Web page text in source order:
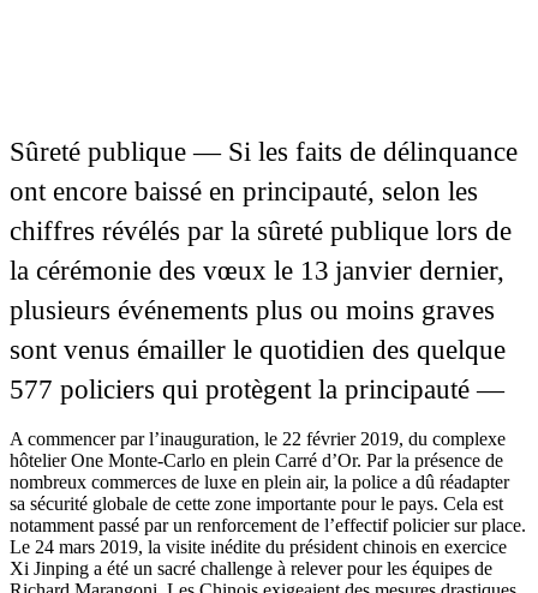
Sûreté publique — Si les faits de délinquance
ont encore baissé en principauté, selon les
chiffres révélés par la sûreté publique lors de
la cérémonie des vœux le 13 janvier dernier,
plusieurs événements plus ou moins graves
sont venus émailler le quotidien des quelque
577 policiers qui protègent la principauté —
A commencer par l’inauguration, le 22 février 2019, du complexe
hôtelier One Monte-Carlo en plein Carré d’Or. Par la présence de
nombreux commerces de luxe en plein air, la police a dû réadapter
sa sécurité globale de cette zone importante pour le pays. Cela est
notamment passé par un renforcement de l’effectif policier sur place.
Le 24 mars 2019, la visite inédite du président chinois en exercice
Xi Jinping a été un sacré challenge à relever pour les équipes de